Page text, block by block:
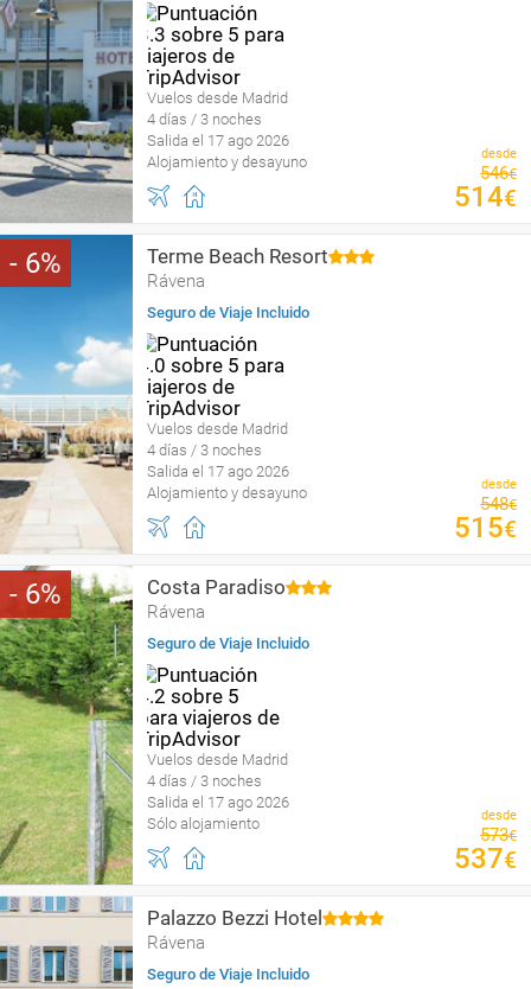
Vuelos desde Madrid
4 días / 3 noches
Salida el 17 ago 2026
Alojamiento y desayuno
desde
546€
514€
6 Terme Beach Resort
Rávena
Seguro de Viaje Incluido
Vuelos desde Madrid
4 días / 3 noches
Salida el 17 ago 2026
Alojamiento y desayuno
desde
548€
515€
6 Costa Paradiso
Rávena
Seguro de Viaje Incluido
Vuelos desde Madrid
4 días / 3 noches
Salida el 17 ago 2026
Sólo alojamiento
desde
573€
537€
Palazzo Bezzi Hotel
Rávena
Seguro de Viaje Incluido